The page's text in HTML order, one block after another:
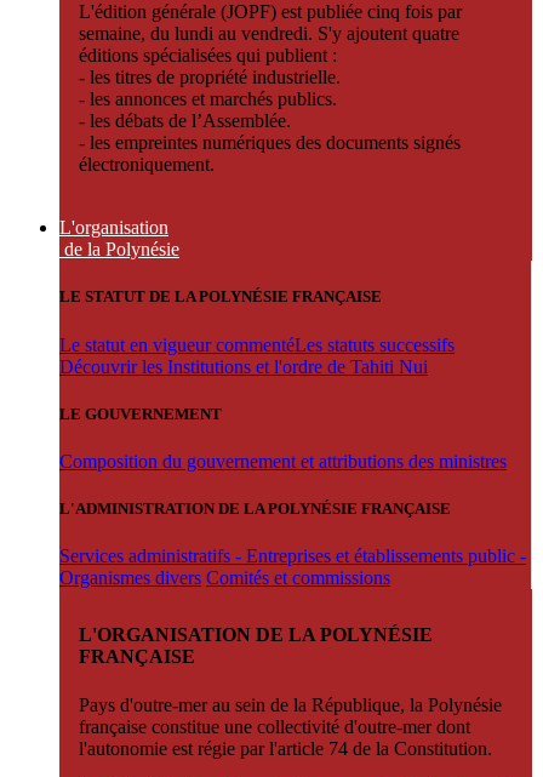
L'édition générale (JOPF) est publiée cinq fois par
semaine, du lundi au vendredi. S'y ajoutent quatre
éditions spécialisées qui publient :
- les titres de propriété industrielle.
- les annonces et marchés publics.
- les débats de l’Assemblée.
- les empreintes numériques des documents signés
électroniquement.
L'organisation
de la Polynésie
LE STATUT DE LA POLYNÉSIE FRANÇAISE
Le statut en vigueur commentéLes statuts successifs
Découvrir les Institutions et l'ordre de Tahiti Nui
LE GOUVERNEMENT
Composition du gouvernement et attributions des ministres
L'ADMINISTRATION DE LA POLYNÉSIE FRANÇAISE
Services administratifs - Entreprises et établissements public -
Organismes divers Comités et commissions
L'ORGANISATION DE LA POLYNÉSIE
FRANÇAISE
Pays d'outre-mer au sein de la République, la Polynésie
française constitue une collectivité d'outre-mer dont
l'autonomie est régie par l'article 74 de la Constitution.